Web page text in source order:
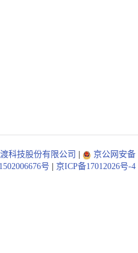
科技股份有限公司
京公网安备
号
京ICP备17012026号-4